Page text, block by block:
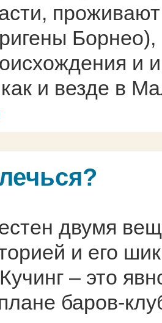
Борнео),
и
и везде в
двумя
и его
– это
баров-